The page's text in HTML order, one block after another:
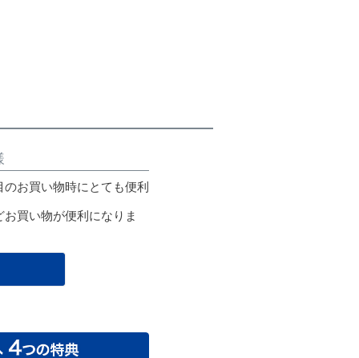
お買い物時にとても便利
買い物が便利になりま